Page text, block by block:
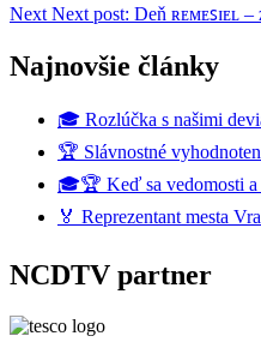
Next Next post: Deň ʀᴇᴍᴇꜱɪᴇʟ –
Najnovšie články
🎓 Rozlúčka s našimi
🏆 Slávnostné
🎓🏆 Keď sa vedomosti
🏅 Reprezentant mesta
NCDTV partner